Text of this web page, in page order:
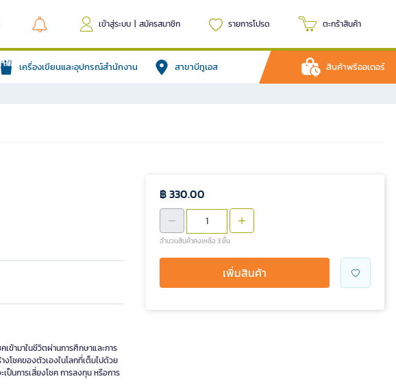
เข้าสู่ระบบ | สมัครสมาชิก รายการโปรด ตะกร้าสินค้า
เครื่องเขียนและอุปกรณ์สำนักงาน สาขาบีทูเอส สินค้าพรีออเดอร์
ข้ามาในชีวิตผ่านการศึกษาและการ
โชคของตัวเองในโลกที่เต็มไปด้วย
เป็นการเสี่ยงโชค การลงทุน หรือการ
฿ 330.00
จำนวนสินค้าคงเหลือ 3 ชิ้น
เพิ่มสินค้า